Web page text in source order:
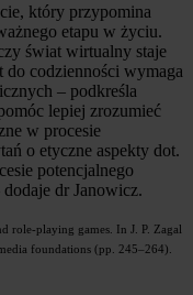
który przypomina
etapu w życiu.
świat wirtualny staje
do codzienności wymaga
– podkreśla
lepiej zrozumieć
w procesie
o etyczne aspekty dot.
potencjalnego
dr Janowicz.
role-playing games. In J. P. Zagal
foundations (pp. 245–264).